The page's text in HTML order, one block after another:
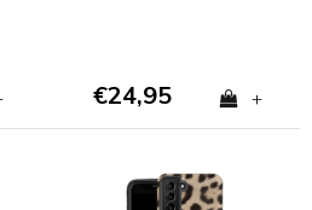
€24,95 +